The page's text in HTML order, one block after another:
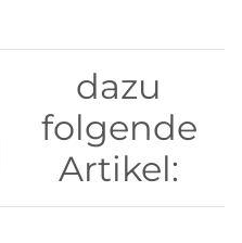
dazu
folgende
Artikel: